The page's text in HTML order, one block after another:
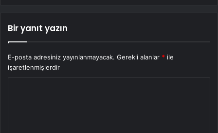
Bir yanıt yazın
E-posta adresiniz yayınlanmayacak. Gerekli alanlar * ile
işaretlenmişlerdir